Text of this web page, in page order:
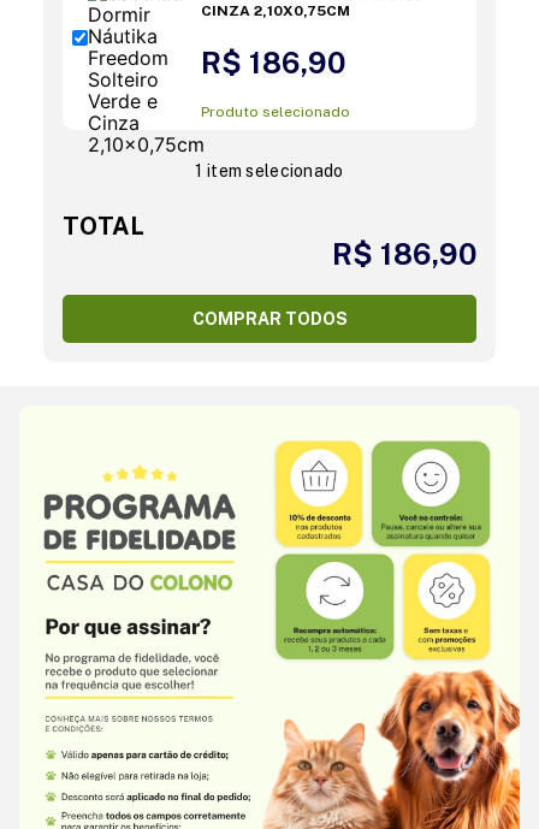
CINZA 2,10X0,75CM
R$ 186,90
Produto selecionado
1 item selecionado
TOTAL
R$ 186,90
COMPRAR TODOS